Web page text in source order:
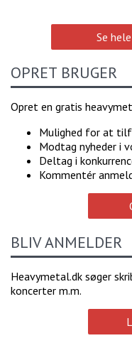
Se
OPRET BRUGER
Opret en gratis
Mulighed for at
Modtag nyheder i
Deltag i
Kommentér
BLIV ANMELDER
Heavymetal.dk søger
koncerter m.m.